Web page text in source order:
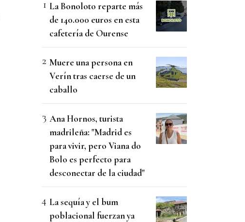
La Bonoloto reparte más
de 140.000 euros en esta
cafetería de Ourense
Muere una persona en
Verín tras caerse de un
caballo
Ana Hornos, turista
madrileña: "Madrid es
para vivir, pero Viana do
Bolo es perfecto para
desconectar de la ciudad"
La sequía y el bum
poblacional fuerzan ya